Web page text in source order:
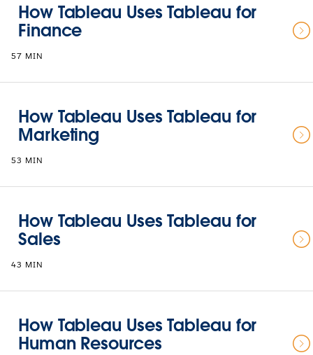
How Tableau Uses Tableau for
Finance
57 MIN
How Tableau Uses Tableau for
Marketing
53 MIN
How Tableau Uses Tableau for
Sales
43 MIN
How Tableau Uses Tableau for
Human Resources